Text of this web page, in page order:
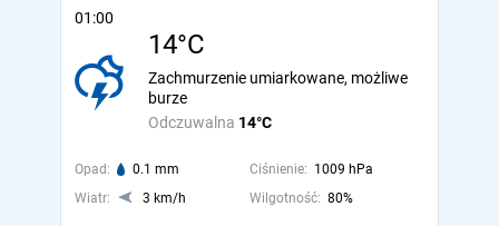
01:00
14°C
Odczuwalna 14°C
Zachmurzenie umiarkowane, możliwe
burze
Opad: 0.1 mm Ciśnienie: 1009 hPa
Wiatr:
3 km/h Wilgotność: 80%